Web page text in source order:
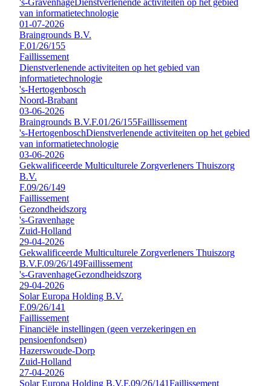
van informatietechnologie
01-07-2026
Braingrounds B.V.
F.01/26/155
Faillissement
Dienstverlenende activiteiten op het gebied van
informatietechnologie
's-Hertogenbosch
Noord-Brabant
03-06-2026
Braingrounds B.V.F.01/26/155Faillissement
's-HertogenboschDienstverlenende activiteiten op het gebied
van informatietechnologie
03-06-2026
Gekwalificeerde Multiculturele Zorgverleners Thuiszorg
B.V.
F.09/26/149
Faillissement
Gezondheidszorg
's-Gravenhage
Zuid-Holland
29-04-2026
Gekwalificeerde Multiculturele Zorgverleners Thuiszorg
B.V.F.09/26/149Faillissement
's-GravenhageGezondheidszorg
29-04-2026
Solar Europa Holding B.V.
F.09/26/141
Faillissement
Financiële instellingen (geen verzekeringen en
pensioenfondsen)
Hazerswoude-Dorp
Zuid-Holland
27-04-2026
Solar Europa Holding B.V.F.09/26/141Faillissement